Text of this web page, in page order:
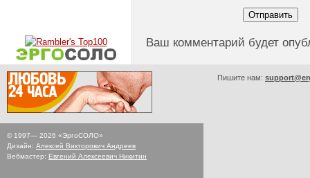
Ваш комментарий будет
© 1997— 2026 «ЭргоСОЛО»
Дизайн: Алексей Викторович Андреев
Вебмастер: Евгений Алексеевич Никитин
Пишите нам: